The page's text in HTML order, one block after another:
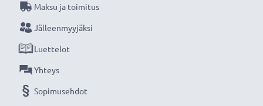
Maksu ja toimitus
Jälleenmyyjäksi
Luettelot
Yhteys
Sopimusehdot